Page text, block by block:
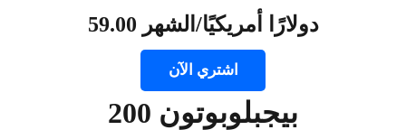
59.00 دولارًا أمريكيًا/الشهر
اشتري الآن
بيجبلوبوتون 200